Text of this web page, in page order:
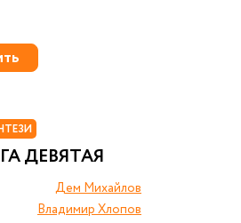
ДЕВЯТАЯ
Дем Михайлов
Владимир Хлопов